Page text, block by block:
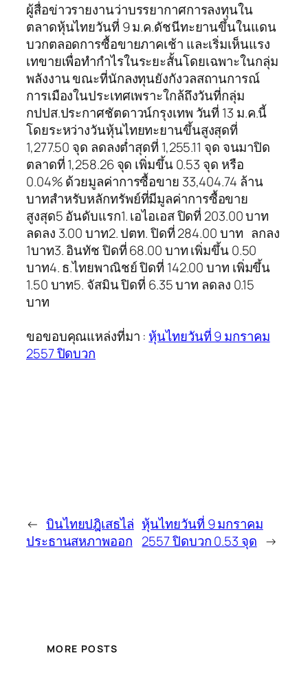
ผู้สื่อข่าวรายงานว่าบรรยากาศการลงทุนใน
ตลาดหุ้นไทยวันที่ 9 ม.ค.ดัชนีทะยานขึ้นในแดน
บวกตลอดการซื้อขายภาคเช้า และเริ่มเห็นแรง
เทขายเพื่อทำกำไรในระยะสั้นโดยเฉพาะในกลุ่ม
พลังงาน ขณะที่นักลงทุนยังกังวลสถานการณ์
การเมืองในประเทศเพราะใกล้ถึงวันที่กลุ่ม
กปปส.ประกาศชัตดาวน์กรุงเทพ วันที่ 13 ม.ค.นี้
โดยระหว่างวันหุ้นไทยทะยานขึ้นสูงสุดที่
1,277.50 จุด ลดลงต่ำสุดที่ 1,255.11 จุด จนมาปิด
ตลาดที่ 1,258.26 จุด เพิ่มขึ้น 0.53 จุด หรือ
0.04% ด้วยมูลค่าการซื้อขาย 33,404.74 ล้าน
บาทสำหรับหลักทรัพย์ที่มีมูลค่าการซื้อขาย
สูงสุด5 อันดับแรก1. เอไอเอส ปิดที่ 203.00 บาท
ลดลง 3.00 บาท2. ปตท. ปิดที่ 284.00 บาท ลกลง
1บาท3. อินทัช ปิดที่ 68.00 บาท เพิ่มขึ้น 0.50
บาท4. ธ.ไทยพาณิชย์ ปิดที่ 142.00 บาท เพิ่มขึ้น
1.50 บาท5. จัสมิน ปิดที่ 6.35 บาท ลดลง 0.15
บาท
ขอขอบคุณแหล่งที่มา : หุ้นไทยวันที่ 9 มกราคม
2557 ปิดบวก
← บินไทยปฎิเสธไล่
ประธานสหภาพออก
หุ้นไทยวันที่ 9 มกราคม
2557 ปิดบวก 0.53 จุด →
MORE POSTS